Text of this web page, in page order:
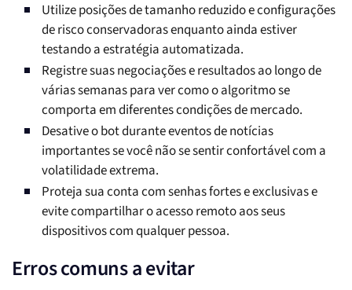
Utilize posições de tamanho reduzido e configurações
de risco conservadoras enquanto ainda estiver
testando a estratégia automatizada.
Registre suas negociações e resultados ao longo de
várias semanas para ver como o algoritmo se
comporta em diferentes condições de mercado.
Desative o bot durante eventos de notícias
importantes se você não se sentir confortável com a
volatilidade extrema.
Proteja sua conta com senhas fortes e exclusivas e
evite compartilhar o acesso remoto aos seus
dispositivos com qualquer pessoa.
Erros comuns a evitar